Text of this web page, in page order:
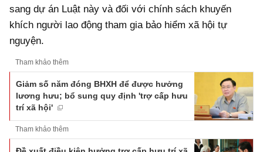
sang dự án Luật này và đối với chính sách khuyến
khích người lao động tham gia bảo hiểm xã hội tự
nguyện.
Tham khảo thêm
Giảm số năm đóng BHXH để được hưởng
lương hưu; bổ sung quy định 'trợ cấp hưu
trí xã hội'
Tham khảo thêm